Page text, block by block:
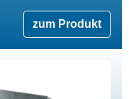
zum Produkt